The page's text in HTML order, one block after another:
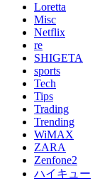
Loretta
Misc
Netflix
re
SHIGETA
sports
Tech
Tips
Trading
Trending
WiMAX
ZARA
Zenfone2
ハイキュー